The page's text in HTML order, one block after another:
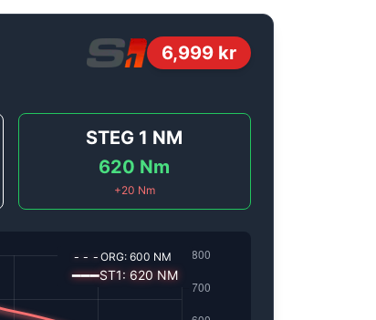
6,999 kr
STEG 1 NM
620 Nm
+20 Nm
---ORG:600 NM
━━━ST1: 620 NM